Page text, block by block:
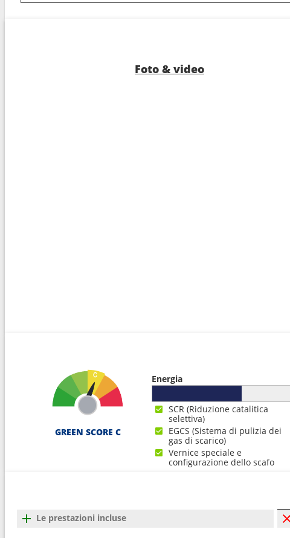
6 Christchurch 08:00
Foto & video
GREEN SCORE C
Energia
SCR (Riduzione catalitica
selettiva)
EGCS (Sistema di pulizia dei
gas di scarico)
Vernice speciale e
configurazione dello scafo
Le prestazioni incluse